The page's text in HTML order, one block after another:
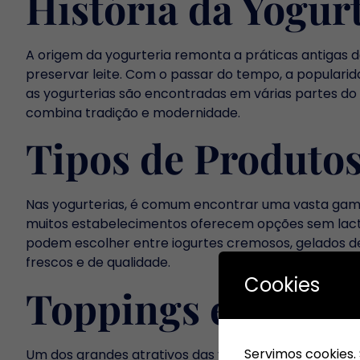
A origem da yogurteria remonta a práticas antigas
preservar leite. Com o passar do tempo, a
as yogurterias são encontradas em várias partes
combina tradição e modernidade.
Tipos de
Nas yogurterias, é comum encontrar uma vasta
muitos estabelecimentos oferecem opções sem
podem escolher entre iogurtes cremosos, gelados
frescos e de qualidade.
Toppings e
Um dos grandes atrativos das yogurterias é a
Cookies
Servimos